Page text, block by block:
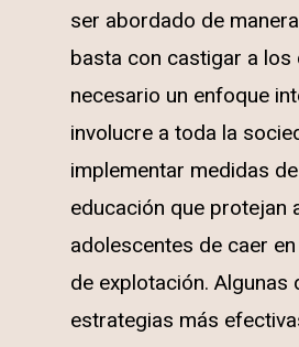
ser abordado de
basta con castigar a los
necesario un enfoque
involucre a toda la
implementar medidas
educación que protejan
adolescentes de caer
de explotación. Algunas
estrategias más